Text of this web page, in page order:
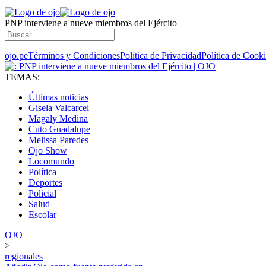
PNP interviene a nueve miembros del Ejército
ojo.peTérminos y CondicionesPolítica de PrivacidadPolítica de
TEMAS:
Últimas noticias
Gisela Valcarcel
Magaly Medina
Cuto Guadalupe
Melissa Paredes
Ojo Show
Locomundo
Política
Deportes
Policial
Salud
Escolar
OJO
>
regionales